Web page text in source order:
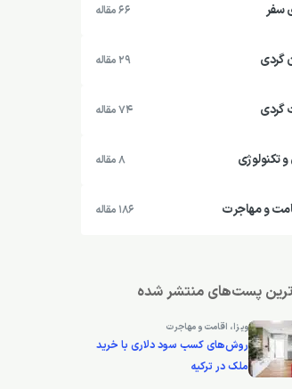
سفر 66 مقاله
گردی 29 مقاله
گردی 74 مقاله
تکنولوژی 8 مقاله
و مهاجرت 186 مقاله
پست‌های منتشر شده
ویزا، اقامت و مهاجرت
روش‌های کسب سود دلاری با خرید
ملک در ترکیه